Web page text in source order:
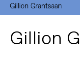
Gillion Grantsaan
Gillion